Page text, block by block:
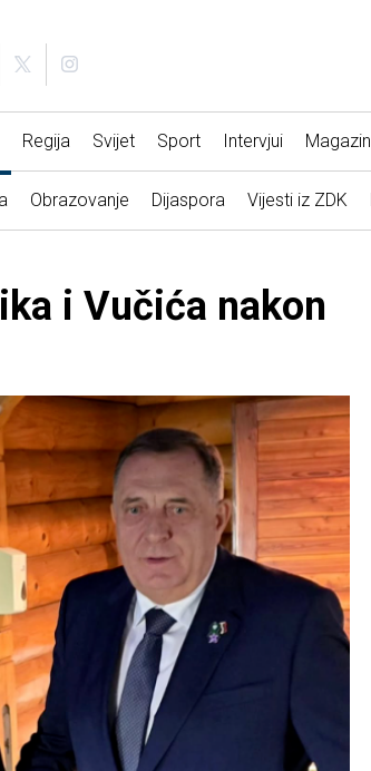
Regija Svijet Sport Intervjui Magazin
Obrazovanje Dijaspora Vijesti iz ZDK
i Vučića nakon